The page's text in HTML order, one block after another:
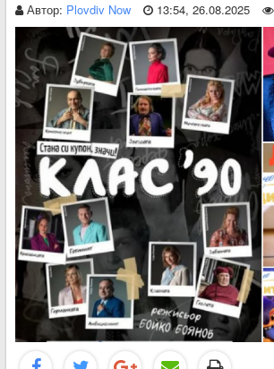
Автор: Plovdiv Now 13:54, 26.08.2025